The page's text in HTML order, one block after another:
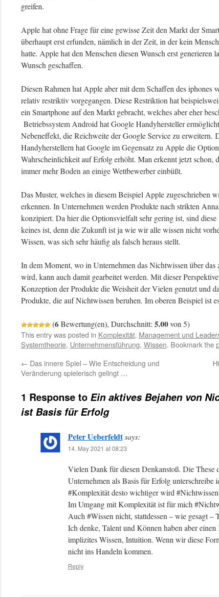
greifen.
Apple hat ohne Frage für eine gewisse Zeit den Markt der
überhaupt erst erfunden, nämlich in der Zeit, in der kein
hatte. Apple hat den Menschen diesen Wunsch erst generieren
Wunsch geschaffen.
Diesen Rahmen hat Apple aber mit dem Schaffen des iphones
relativ restriktiv vorgegangen. Diese Restriktion hat
ein Smartphone auf den Markt gebracht, welches aber eher
Betriebssystem Android hat Google Handyhersteller
Nebeneffekt, die Reichweite der Google Service zu erweitern.
Handyherstellern hat Google im Gegensatz zu Apple die
Wahrscheinlichkeit auf Erfolg erhöht. Man erkennt jetzt schon,
immer mehr Boden an einige Wettbewerber einbüßt.
Das Muster, welches in diesem Beispiel Apple zugeschrieben
erkennen. In Unternehmen werden Produkte nach strikten
konzipiert. Da hier die Optionsvielfalt sehr gering ist, sind
keines ist, denn die Zukunft ist ja wie wir alle wissen nicht
Wissen, was sich sehr häufig als falsch heraus stellt.
In dem Moment, wo in Unternehmen das Nichtwissen über
wird, kann auch damit gearbeitet werden. Mit dieser
Konzeption der Produkte die Weisheit der Vielen genutzt und
Produkte, die auf Nichtwissen beruhen. Im oberen Beispiel ist
(6Bewertung(en), Durchschnitt: 5.00von 5)
This entry was posted in Komplexität, Management und
Systemtheorie, Unternehmensführung, Wissen. Bookmark the
← Das innere Spiel – Wie Entscheidung und
Veränderung spielerisch gelingt …
1 Response to Ein aktives Bejahen von
ist Basis für Erfolg
Peter Ueberfeldt says:
14. May 2021 at 08:23
Vielen Dank für diesen Denkanstoß. Die These
Unternehmen als Basis für Erfolg unterschreibe
#Komplexität desto wichtiger wird
Im Umgang mit Komplexität ist für mich
Auch #Wissen nicht, stattdessen – wie gesagt
Ich denke, Talent und Können haben aber
implizites Wissen, Intuition. Wenn wir diese
nicht ins Handeln kommen.
Reply